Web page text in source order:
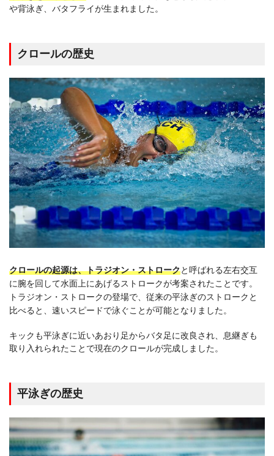
や背泳ぎ、バタフライが生まれました。
クロールの歴史
クロールの起源は、トラジオン・ストロークと呼ばれる左右交互
に腕を回して水面上にあげるストロークが考案されたことです。
トラジオン・ストロークの登場で、従来の平泳ぎのストロークと
比べると、速いスピードで泳ぐことが可能となりました。
キックも平泳ぎに近いあおり足からバタ足に改良され、息継ぎも
取り入れられたことで現在のクロールが完成しました。
平泳ぎの歴史